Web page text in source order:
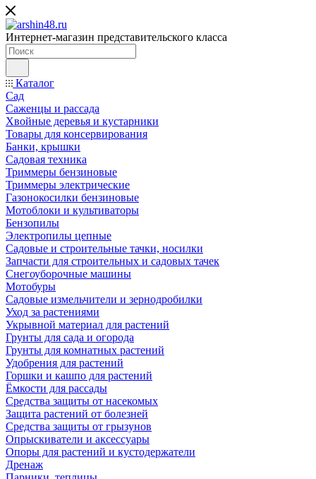
Интернет-магазин представительского класса
Каталог
Сад
Саженцы и рассада
Хвойные деревья и кустарники
Товары для консервирования
Банки, крышки
Садовая техника
Триммеры бензиновые
Триммеры электрические
Газонокосилки бензиновые
Мотоблоки и культиваторы
Бензопилы
Электропилы цепные
Садовые и строительные тачки, носилки
Запчасти для строительных и садовых тачек
Снегоуборочные машины
Мотобуры
Садовые измельчители и зернодробилки
Уход за растениями
Укрывной материал для растений
Грунты для сада и огорода
Грунты для комнатных растений
Удобрения для растений
Горшки и кашпо для растений
Ёмкости для рассады
Средства защиты от насекомых
Защита растений от болезней
Средства защиты от грызунов
Опрыскиватели и аксессуары
Опоры для растений и кустодержатели
Дренаж